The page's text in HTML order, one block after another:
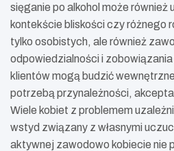
sięganie po alkohol może również
kontekście bliskości czy różnego
tylko osobistych, ale również
odpowiedzialności i
klientów mogą budzić
potrzebą przynależności,
Wiele kobiet z problemem
wstyd związany z własnymi
aktywnej zawodowo kobiecie nie